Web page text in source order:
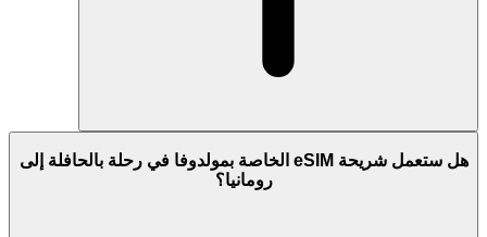
هل ستعمل شريحة eSIM الخاصة بمولدوفا في رحلة بالحافلة إلى
رومانيا؟